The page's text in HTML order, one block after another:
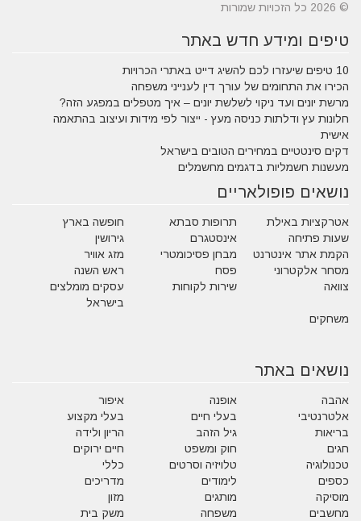
© 2026 כל הזכויות שמורות
טיפים ומידע חדש באתר
10 טיפים שיעזרו לכם להשיג דייט באתרי הכרויות
הכירו את התחומים של עורך דין לענייני משפחה
מרשת יונים ועד ניקוי לשלשת יונים – איך מטפלים במפגע הזה?
חלונות עץ ודלתות כניסה מעץ - ייצור לפי מידות ועיצוב בהתאמה
אישית
דקים סינטטיים במחירים הטובים בישראל
מעשנות חשמליות בדגמים מחשמלים
נושאים פופולאריים
אטרקציות באילת תרופות סבתא
חופשה בארץ
שעות פתיחה
אינסטגרם
גירושין
הקמת אתר אינטרנט
מבחן פסיכומטרי
מזג אוויר
מסחר אלקטרוני
פסח
ראש השנה
צוואה
שירות לקוחות
עסקים מומלצים
בישראל
משחקים
נושאים באתר
אהבה אופנה
איפור
אלטרנטיבי
בעלי חיים
בעלי מקצוע
בריאות
גיל הזהב
הריון ולידה
חגים
חוק ומשפט
חיים ירוקים
טכנולוגיה
טלויזיה וסרטים
כללי
כספים
לימודים
מדריכים
מוסיקה
מותגים
מזון
מחשבים
משפחה משק בית